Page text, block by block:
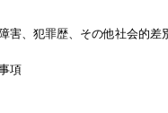
害、犯罪歴、その他社会的差
項